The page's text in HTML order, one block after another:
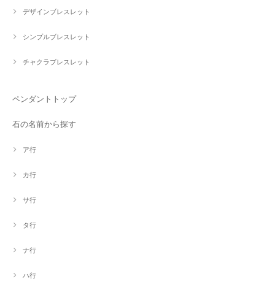
デザインブレスレット
シンプルブレスレット
チャクラブレスレット
ペンダントトップ
石の名前から探す
ア行
カ行
サ行
タ行
ナ行
ハ行